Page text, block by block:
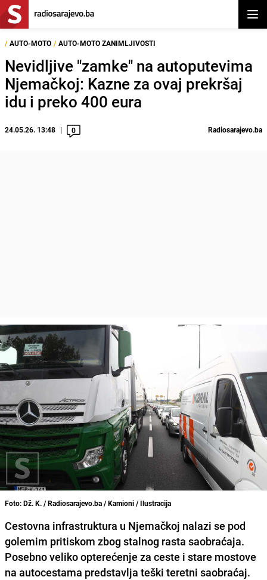
/ AUTO-MOTO / AUTO-MOTO ZANIMLJIVOSTI
Nevidljive "zamke" na autoputevima
Njemačkoj: Kazne za ovaj prekršaj
idu i preko 400 eura
24.05.26. 13:48 0 Radiosarajevo.ba
Foto: Dž. K. / Radiosarajevo.ba / Kamioni / Ilustracija
Cestovna infrastruktura u Njemačkoj nalazi se pod
golemim pritiskom zbog stalnog rasta saobraćaja.
Posebno veliko opterećenje za ceste i stare mostove
na autocestama predstavlja teški teretni saobraćaj.